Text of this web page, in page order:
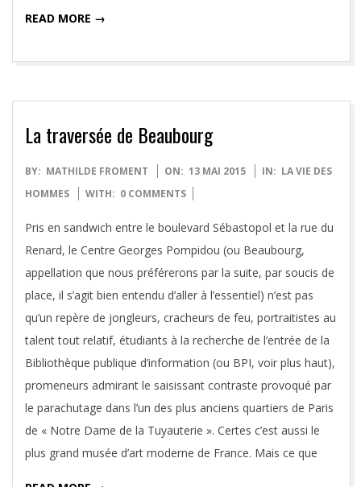
READ MORE →
La traversée de Beaubourg
2015-
05-
BY: MATHILDE FROMENT ON: 13 MAI 2015 IN: LA VIE DES
HOMMES
WITH: 0 COMMENTS
Pris en sandwich entre le boulevard Sébastopol et la rue du
Renard, le Centre Georges Pompidou (ou Beaubourg,
appellation que nous préférerons par la suite, par soucis de
place, il s’agit bien entendu d’aller à l’essentiel) n’est pas
qu’un repère de jongleurs, cracheurs de feu, portraitistes au
talent tout relatif, étudiants à la recherche de l’entrée de la
Bibliothèque publique d’information (ou BPI, voir plus haut),
promeneurs admirant le saisissant contraste provoqué par
le parachutage dans l’un des plus anciens quartiers de Paris
de « Notre Dame de la Tuyauterie ». Certes c’est aussi le
plus grand musée d’art moderne de France. Mais ce que